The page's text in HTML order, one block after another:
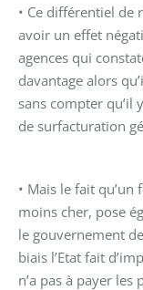
• Ce différentiel
avoir un effet
agences qui
davantage alors
sans compter qu’il
de surfacturation
• Mais le fait
moins cher, pose
le gouvernement
biais l’Etat fait
n’a pas à payer